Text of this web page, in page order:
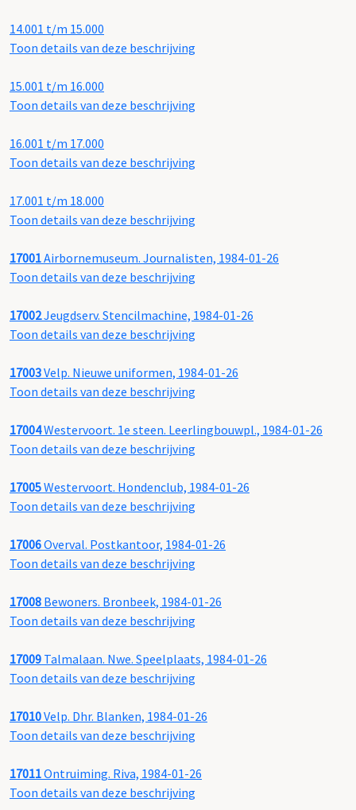
14.001 t/m 15.000
Toon details van deze beschrijving
15.001 t/m 16.000
Toon details van deze beschrijving
16.001 t/m 17.000
Toon details van deze beschrijving
17.001 t/m 18.000
Toon details van deze beschrijving
17001Airbornemuseum. Journalisten, 1984-01-26
Toon details van deze beschrijving
17002Jeugdserv. Stencilmachine, 1984-01-26
Toon details van deze beschrijving
17003Velp. Nieuwe uniformen, 1984-01-26
Toon details van deze beschrijving
17004Westervoort. 1e steen. Leerlingbouwpl., 1984-01-26
Toon details van deze beschrijving
17005Westervoort. Hondenclub, 1984-01-26
Toon details van deze beschrijving
17006Overval. Postkantoor, 1984-01-26
Toon details van deze beschrijving
17008 Bewoners. Bronbeek, 1984-01-26
Toon details van deze beschrijving
17009 Talmalaan. Nwe. Speelplaats, 1984-01-26
Toon details van deze beschrijving
17010Velp. Dhr. Blanken, 1984-01-26
Toon details van deze beschrijving
17011Ontruiming. Riva, 1984-01-26
Toon details van deze beschrijving